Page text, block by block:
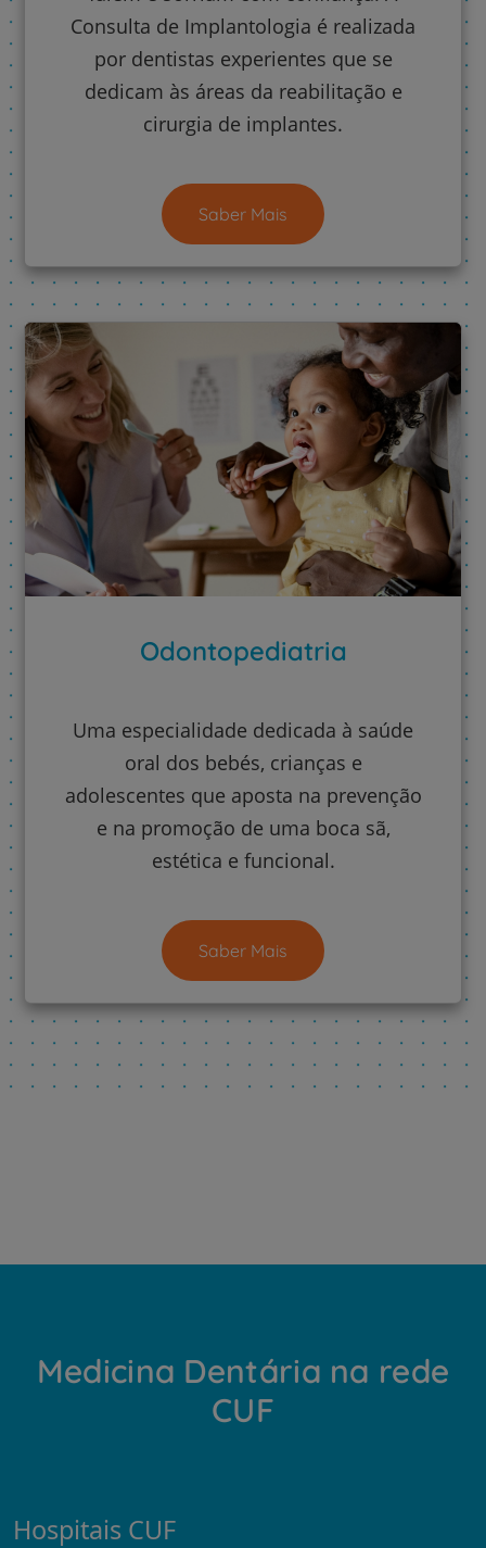
Consulta de Implantologia é realizada
por dentistas experientes que se
dedicam às áreas da reabilitação e
cirurgia de implantes.
Saber Mais
Odontopediatria
Uma especialidade dedicada à saúde
oral dos bebés, crianças e
adolescentes que aposta na prevenção
e na promoção de uma boca sã,
estética e funcional.
Saber Mais
Medicina Dentária na rede
CUF
Hospitais CUF